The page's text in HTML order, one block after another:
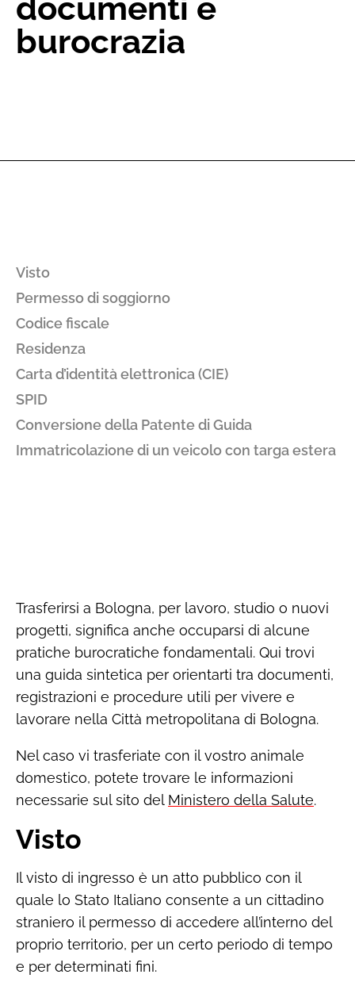
documenti e
burocrazia
Visto
Permesso di soggiorno
Codice fiscale
Residenza
Carta d’identità elettronica (CIE)
SPID
Conversione della Patente di Guida
Immatricolazione di un veicolo con targa estera
Trasferirsi a Bologna, per lavoro, studio o nuovi
progetti, significa anche occuparsi di alcune
pratiche burocratiche fondamentali. Qui trovi
una guida sintetica per orientarti tra documenti,
registrazioni e procedure utili per vivere e
lavorare nella Città metropolitana di Bologna.
Nel caso vi trasferiate con il vostro animale
domestico, potete trovare le informazioni
necessarie sul sito del Ministero della Salute.
Visto
Il visto di ingresso è un atto pubblico con il
quale lo Stato Italiano consente a un cittadino
straniero il permesso di accedere all’interno del
proprio territorio, per un certo periodo di tempo
e per determinati fini.